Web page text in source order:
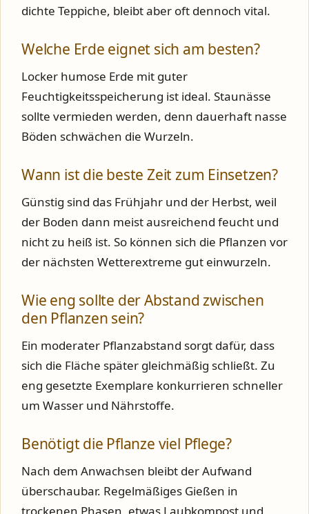
dichte Teppiche, bleibt aber oft dennoch vital.
Welche Erde eignet sich am besten?
Locker humose Erde mit guter
Feuchtigkeitsspeicherung ist ideal. Staunässe
sollte vermieden werden, denn dauerhaft nasse
Böden schwächen die Wurzeln.
Wann ist die beste Zeit zum Einsetzen?
Günstig sind das Frühjahr und der Herbst, weil
der Boden dann meist ausreichend feucht und
nicht zu heiß ist. So können sich die Pflanzen vor
der nächsten Wetterextreme gut einwurzeln.
Wie eng sollte der Abstand zwischen
den Pflanzen sein?
Ein moderater Pflanzabstand sorgt dafür, dass
sich die Fläche später gleichmäßig schließt. Zu
eng gesetzte Exemplare konkurrieren schneller
um Wasser und Nährstoffe.
Benötigt die Pflanze viel Pflege?
Nach dem Anwachsen bleibt der Aufwand
überschaubar. Regelmäßiges Gießen in